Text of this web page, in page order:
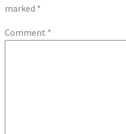
marked *
Comment *